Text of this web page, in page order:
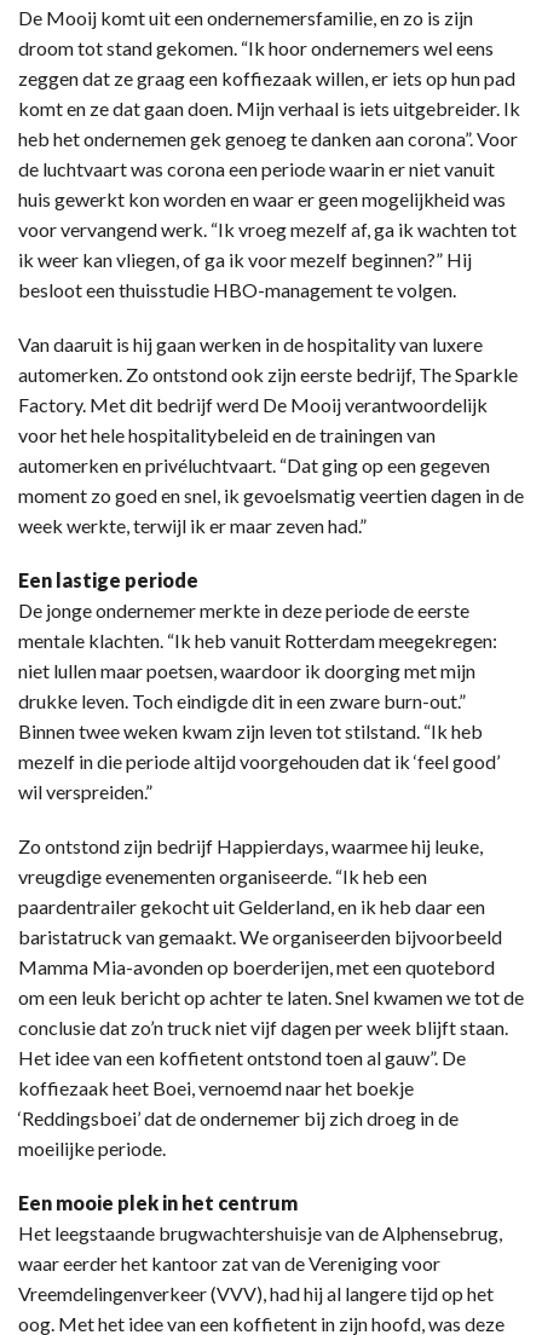
De Mooij komt uit een ondernemersfamilie, en zo is zijn
droom tot stand gekomen. “Ik hoor ondernemers wel eens
zeggen dat ze graag een koffiezaak willen, er iets op hun pad
komt en ze dat gaan doen. Mijn verhaal is iets uitgebreider. Ik
heb het ondernemen gek genoeg te danken aan corona”. Voor
de luchtvaart was corona een periode waarin er niet vanuit
huis gewerkt kon worden en waar er geen mogelijkheid was
voor vervangend werk. “Ik vroeg mezelf af, ga ik wachten tot
ik weer kan vliegen, of ga ik voor mezelf beginnen?” Hij
besloot een thuisstudie HBO-management te volgen.
Van daaruit is hij gaan werken in de hospitality van luxere
automerken. Zo ontstond ook zijn eerste bedrijf, The Sparkle
Factory. Met dit bedrijf werd De Mooij verantwoordelijk
voor het hele hospitalitybeleid en de trainingen van
automerken en privéluchtvaart. “Dat ging op een gegeven
moment zo goed en snel, ik gevoelsmatig veertien dagen in de
week werkte, terwijl ik er maar zeven had.”
Een lastige periode
De jonge ondernemer merkte in deze periode de eerste
mentale klachten. “Ik heb vanuit Rotterdam meegekregen:
niet lullen maar poetsen, waardoor ik doorging met mijn
drukke leven. Toch eindigde dit in een zware burn-out.”
Binnen twee weken kwam zijn leven tot stilstand. “Ik heb
mezelf in die periode altijd voorgehouden dat ik ‘feel good’
wil verspreiden.”
Zo ontstond zijn bedrijf Happierdays, waarmee hij leuke,
vreugdige evenementen organiseerde. “Ik heb een
paardentrailer gekocht uit Gelderland, en ik heb daar een
baristatruck van gemaakt. We organiseerden bijvoorbeeld
Mamma Mia-avonden op boerderijen, met een quotebord
om een leuk bericht op achter te laten. Snel kwamen we tot de
conclusie dat zo’n truck niet vijf dagen per week blijft staan.
Het idee van een koffietent ontstond toen al gauw”. De
koffiezaak heet Boei, vernoemd naar het boekje
‘Reddingsboei’ dat de ondernemer bij zich droeg in de
moeilijke periode.
Een mooie plek in het centrum
Het leegstaande brugwachtershuisje van de Alphensebrug,
waar eerder het kantoor zat van de Vereniging voor
Vreemdelingenverkeer (VVV), had hij al langere tijd op het
oog. Met het idee van een koffietent in zijn hoofd, was deze